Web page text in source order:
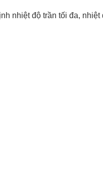
nhiệt độ trần tối đa,